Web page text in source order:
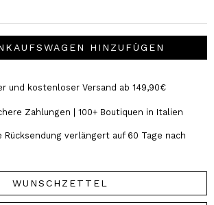
HINZUFÜGEN
und kostenloser Versand ab 149,90€
Zahlungen | 100+ Boutiquen in Italien
Rücksendung verlängert auf 60 Tage nach
WUNSCHZETTEL